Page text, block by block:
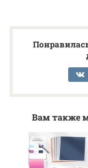
Вам также